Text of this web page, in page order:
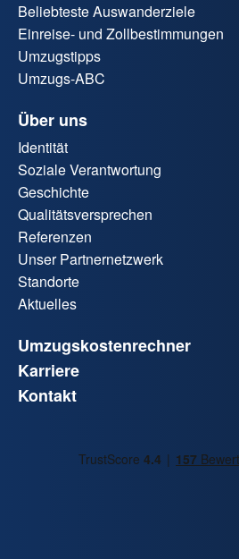
Beliebteste Auswanderziele
Einreise- und Zollbestimmungen
Umzugstipps
Umzugs-ABC
Über uns
Identität
Soziale Verantwortung
Geschichte
Qualitätsversprechen
Referenzen
Unser Partnernetzwerk
Standorte
Aktuelles
Umzugskostenrechner
Karriere
Kontakt